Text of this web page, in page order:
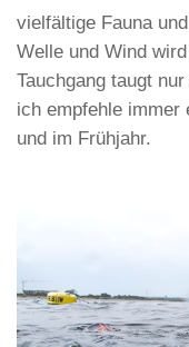
vielfältige Fauna
Welle und Wind
Tauchgang taugt
ich empfehle immer
und im Frühjahr.